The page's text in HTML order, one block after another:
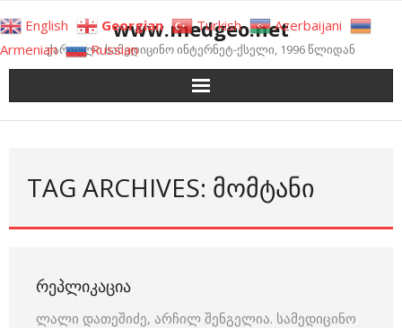
to
content
www.medgeo.net
ქართული სამედიცინო ინტერნეტ-ქსელი, 1996 წლიდან
TAG ARCHIVES: ᲛᲝᲛᲢᲐᲜᲘ
ᲠᲔᲞᲚᲘᲙᲐᲪᲘᲐ
ლალი დათეშიძე, არჩილ შენგელია. სამედიცინო
English Georgian Turkish
Azerbaijani
Armenian
Russian